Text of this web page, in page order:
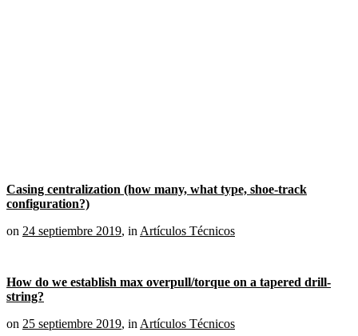
Casing centralization (how many, what type, shoe-track
configuration?)
on 24 septiembre 2019, inArtículos Técnicos
How do we establish max overpull/torque on a tapered drill-
string?
on 25 septiembre 2019, inArtículos Técnicos